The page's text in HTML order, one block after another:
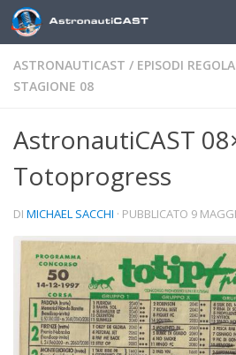
Sotto il contenuto
ASTRONAUTICAST / EPISODI
STAGIONE 08
AstronautiCAST
Totoprogress
DI MICHAEL SACCHI · PUBBLICATO 9